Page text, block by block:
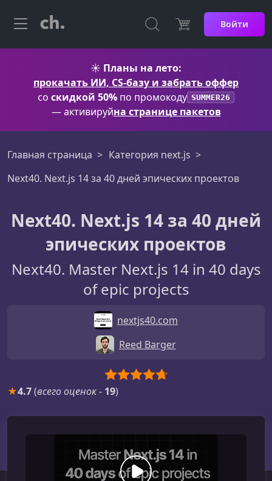
Войти
☀️ Планы на лето:
прокачать ИИ, CS-базу и забрать оффер
со скидкой 50% по промокоду SUMMER26
— активируйна странице пакетов
Главная страница
Категория next.js
Next40. Next.js 14 за 40 дней эпических проектов
Next40. Next.js 14 за 40 дней
эпических проектов
Next40. Master Next.js 14 in 40 days
of epic projects
nextjs40.com
Reed Barger
★4.7(всего оценок- 19)